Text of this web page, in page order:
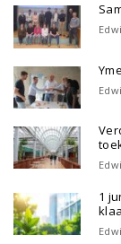
1